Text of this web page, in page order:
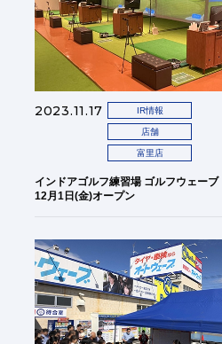
2023.11.17 IR情報
店舗
富里店
インドアゴルフ練習場 ゴルフウェーブ
12月1日(金)オープン